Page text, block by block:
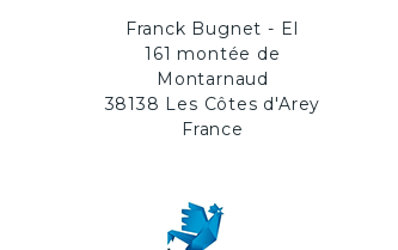
Franck Bugnet - EI
161 montée de
Montarnaud
38138 Les Côtes d'Arey
France
Des cookies, ça vous dit ?